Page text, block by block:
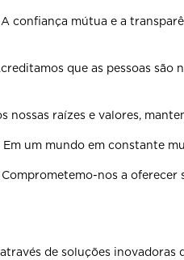
confiança mútua e a
que as pessoas são
nossas raízes e valores,
um mundo em constante
nos a oferecer
de soluções inovadoras